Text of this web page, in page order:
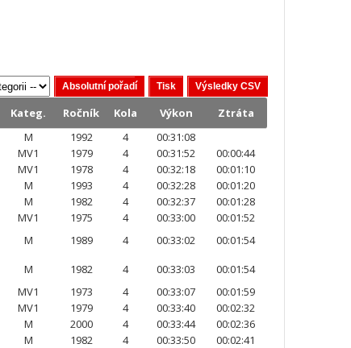
Kateg. Ročník Kola Výkon
Ztráta
M 1992 4
00:31:08
MV1 1979 4 00:31:52
00:00:44
MV1 1978 4 00:32:18
00:01:10
M 1993 4 00:32:28
00:01:20
M 1982 4 00:32:37
00:01:28
MV1 1975 4 00:33:00
00:01:52
M 1989 4 00:33:02
00:01:54
M 1982 4 00:33:03
00:01:54
MV1 1973 4 00:33:07
00:01:59
MV1 1979 4 00:33:40
00:02:32
M 2000 4 00:33:44
00:02:36
M 1982 4 00:33:50
00:02:41